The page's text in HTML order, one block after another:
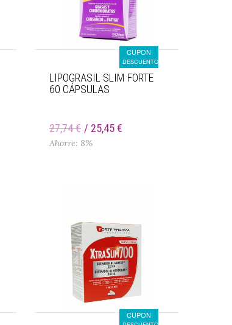
CUPON
DESCUENTO
LIPOGRASIL SLIM FORTE
60 CÁPSULAS
27,74 € 25,45 €
Ahorre: 8%
CUPON